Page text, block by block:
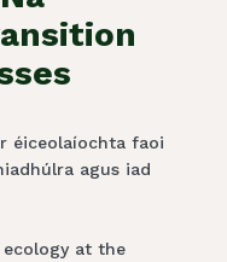
éiceolaíochta faoi
agus iad
at the